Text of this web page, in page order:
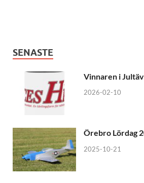
SENASTE
Vinnaren i
2026-02-10
Örebro Lördag
2025-10-21